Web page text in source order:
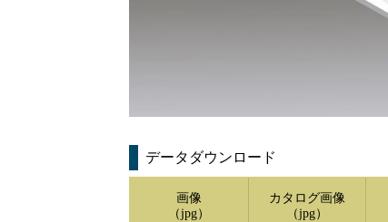
データダウンロード
画像
（jpg）
カタログ画像
（jpg）